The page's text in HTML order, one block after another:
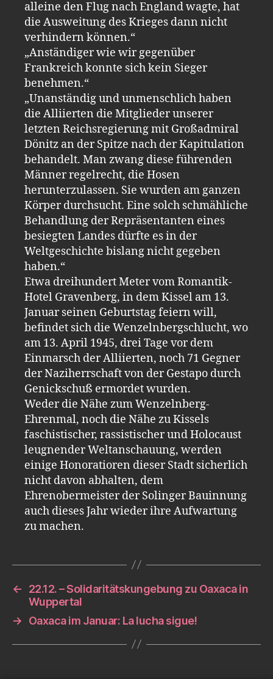
alleine den Flug nach England wagte, hat
die Ausweitung des Krieges dann nicht
verhindern können.“
„Anständiger wie wir gegenüber
Frankreich konnte sich kein Sieger
benehmen.“
„Unanständig und unmenschlich haben
die Alliierten die Mitglieder unserer
letzten Reichsregierung mit Großadmiral
Dönitz an der Spitze nach der Kapitulation
behandelt. Man zwang diese führenden
Männer regelrecht, die Hosen
herunterzulassen. Sie wurden am ganzen
Körper durchsucht. Eine solch schmähliche
Behandlung der Repräsentanten eines
besiegten Landes dürfte es in der
Weltgeschichte bislang nicht gegeben
haben.“
Etwa dreihundert Meter vom Romantik-
Hotel Gravenberg, in dem Kissel am 13.
Januar seinen Geburtstag feiern will,
befindet sich die Wenzelnbergschlucht, wo
am 13. April 1945, drei Tage vor dem
Einmarsch der Alliierten, noch 71 Gegner
der Naziherrschaft von der Gestapo durch
Genickschuß ermordet wurden.
Weder die Nähe zum Wenzelnberg-
Ehrenmal, noch die Nähe zu Kissels
faschistischer, rassistischer und Holocaust
leugnender Weltanschauung, werden
einige Honoratioren dieser Stadt sicherlich
nicht davon abhalten, dem
Ehrenobermeister der Solinger Bauinnung
auch dieses Jahr wieder ihre Aufwartung
zu machen.
←
22.12. – Solidaritätskungebung zu Oaxaca in
Wuppertal
→
Oaxaca im Januar: La lucha sigue!